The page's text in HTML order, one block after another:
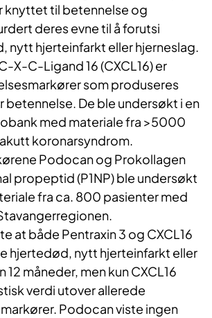
knyttet til betennelse og
deres evne til å forutsi
nytt hjerteinfarkt eller hjerneslag.
X-C-Ligand 16 (CXCL16) er
som produseres
betennelse. De ble undersøkt i en
med materiale fra >5000
koronarsyndrom.
Podocan og Prokollagen
propeptid (P1NP) ble undersøkt
fra ca. 800 pasienter med
at både Pentraxin 3 og CXCL16
hjertedød, nytt hjerteinfarkt eller
12 måneder, men kun CXCL16
verdi utover allerede
Podocan viste ingen